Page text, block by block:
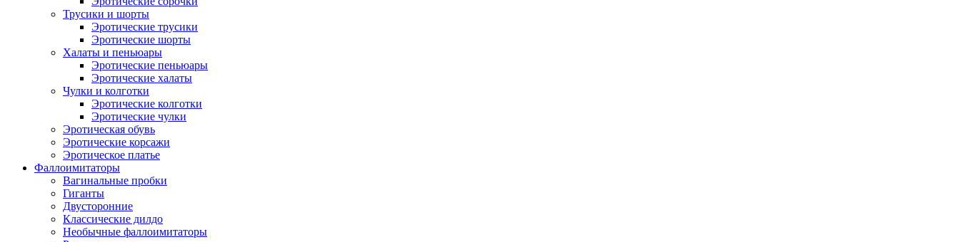
Трусики и шорты
Эротические трусики
Эротические шорты
Халаты и пеньюары
Эротические пеньюары
Эротические халаты
Чулки и колготки
Эротические колготки
Эротические чулки
Эротическая обувь
Эротические корсажи
Эротическое платье
Фаллоимитаторы
Вагинальные пробки
Гиганты
Двусторонние
Классические дилдо
Необычные фаллоимитаторы